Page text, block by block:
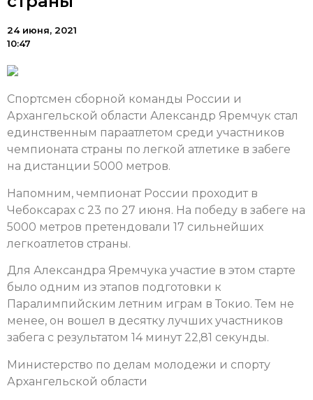
24 июня, 2021
10:47
Спортсмен сборной команды России и
Архангельской области Александр Яремчук стал
единственным параатлетом среди участников
чемпионата страны по легкой атлетике в забеге
на дистанции 5000 метров.
Напомним, чемпионат России проходит в
Чебоксарах с 23 по 27 июня. На победу в забеге на
5000 метров претендовали 17 сильнейших
легкоатлетов страны.
Для Александра Яремчука участие в этом старте
было одним из этапов подготовки к
Паралимпийским летним играм в Токио. Тем не
менее, он вошел в десятку лучших участников
забега с результатом 14 минут 22,81 секунды.
Министерство по делам молодежи и спорту
Архангельской области